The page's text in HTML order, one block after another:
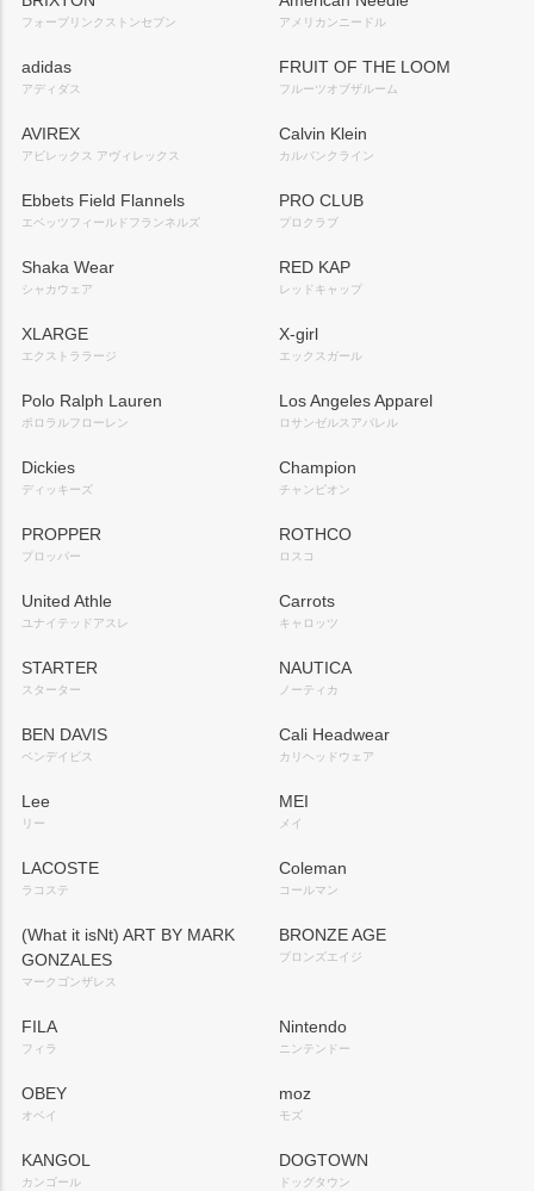
フォーブリンクストンセブン アメリカンニードル
adidas
アディダス
FRUIT OF THE LOOM
フルーツオブザルーム
AVIREX
アビレックス アヴィレックス
Calvin Klein
カルバンクライン
Ebbets Field Flannels
エベッツフィールドフランネルズ
PRO CLUB
プロクラブ
Shaka Wear
シャカウェア
RED KAP
レッドキャップ
XLARGE
エクストララージ
X-girl
エックスガール
Polo Ralph Lauren
ポロラルフローレン
Los Angeles Apparel
ロサンゼルスアパレル
Dickies
ディッキーズ
Champion
チャンピオン
PROPPER
プロッパー
ROTHCO
ロスコ
United Athle
ユナイテッドアスレ
Carrots
キャロッツ
STARTER
スターター
NAUTICA
ノーティカ
BEN DAVIS
ベンデイビス
Cali Headwear
カリヘッドウェア
Lee
リー
MEI
メイ
LACOSTE
ラコステ
Coleman
コールマン
(What it isNt) ART BY MARK
GONZALES
マークゴンザレス
BRONZE AGE
ブロンズエイジ
FILA
フィラ
Nintendo
ニンテンドー
OBEY
オベイ
moz
モズ
KANGOL
カンゴール
DOGTOWN
ドッグタウン